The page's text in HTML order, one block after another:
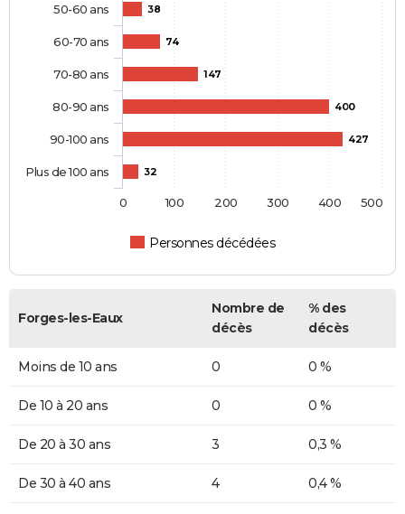
38
74
147
400
427
32
Personnes décédées
50-60 ans
60-70 ans
70-80 ans
80-90 ans
90-100 ans
Plus de 100 ans
0 100 200 300 400 500
Forges-les-Eaux
Nombre de
décès
% des
décès
Moins de 10 ans 0 0 %
De 10 à 20 ans 0 0 %
De 20 à 30 ans 3 0,3 %
De 30 à 40 ans 4 0,4 %